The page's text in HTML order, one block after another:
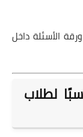
الأسئلة داخل
لطلاب